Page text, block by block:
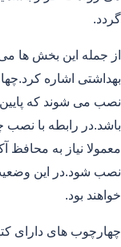
گردد.
از جمله این بخش ها
بهداشتی اشاره
باشد.در رابطه با نصب
معمولا نیاز به محافظ
نصب شود.در این
خواهند بود.
چهارچوب های دارای